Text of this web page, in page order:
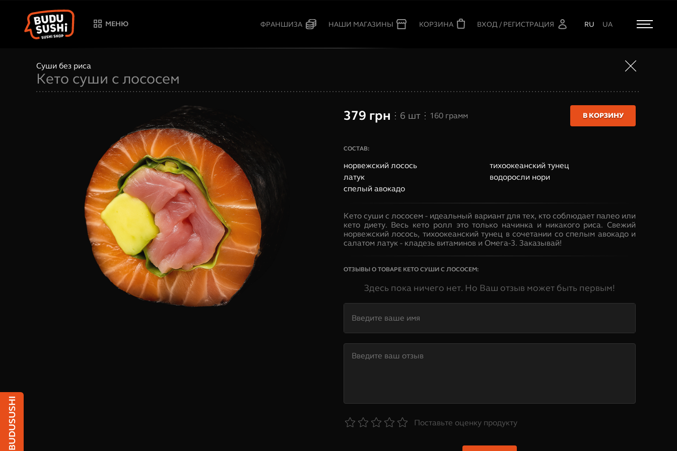
МЕНЮ ФРАНШИЗА НАШИ МАГАЗИНЫ КОРЗИНА ВХОД / РЕГИСТРАЦИЯ RU UA
Суши без риса
Кето суши с лососем
379 грн 6 шт 160 грамм В КОРЗИНУ
СОСТАВ:
норвежский лосось
тихоокеанский тунец
латук
водоросли нори
спелый авокадо
Кето суши с лососем - идеальный вариант для тех, кто соблюдает палео или
кето диету. Весь кето ролл это только начинка и никакого риса. Свежий
норвежский лосось, тихоокеанский тунец в сочетании со спелым авокадо и
салатом латук - кладезь витаминов и Омега-3. Заказывай!
ОТЗЫВЫ О ТОВАРЕ КЕТО СУШИ С ЛОСОСЕМ:
Здесь пока ничего нет. Но Ваш отзыв может быть первым!
Поставьте оценку продукту